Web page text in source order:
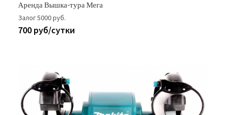
Аренда Вышка-тура Мега
Залог 5000 руб.
700 руб/сутки